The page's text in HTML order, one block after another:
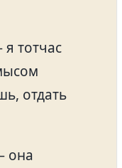
тотчас
отдать
она